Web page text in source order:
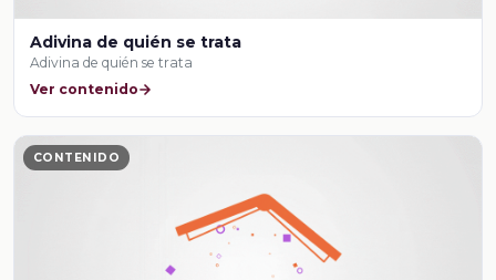
Adivina de quién se trata
Adivina de quién se trata
Ver contenido
CONTENIDO